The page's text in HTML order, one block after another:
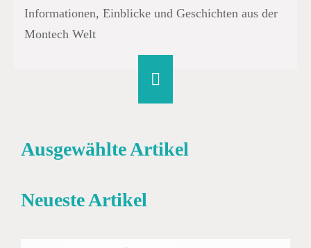
Informationen, Einblicke und Geschichten aus der
Montech Welt
Ausgewählte Artikel
Neueste Artikel